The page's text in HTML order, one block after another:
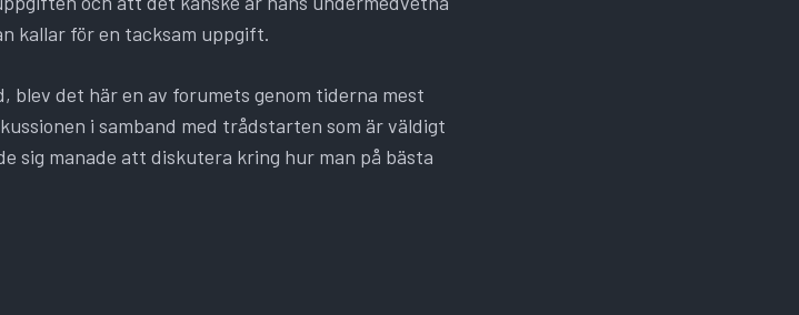
kallar för en tacksam uppgift.
det här en av forumets genom tiderna mest
i samband med trådstarten som är väldigt
sig manade att diskutera kring hur man på bästa